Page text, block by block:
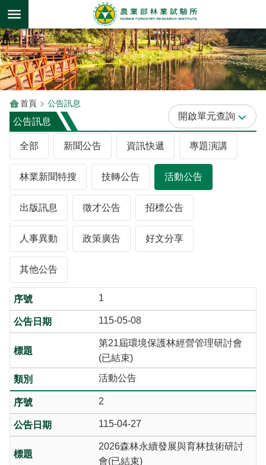
跳到主要內容區塊
首頁 公告訊息
公告訊息 單元查詢
全部 新聞公告 資訊快遞 專題演講
林業新聞特搜 技轉公告 活動公告
出版訊息 徵才公告 招標公告
人事異動 政策廣告 好文分享
其他公告
1
115-05-08
第21屆環境保護林經營管理研討會
(已結束)
活動公告
2
115-04-27
2026森林永續發展與育林技術研討
會(已結束)